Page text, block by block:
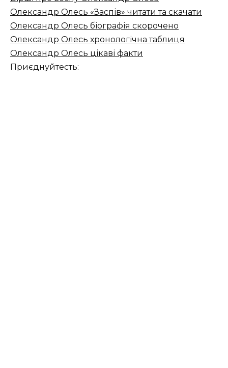
Олександр Олесь «Заспів» читати та скачати
Олександр Олесь біографія скорочено
Олександр Олесь хронологічна таблиця
Олександр Олесь цікаві факти
Приєднуйтесть: